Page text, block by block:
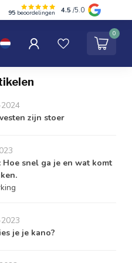
95 beoordelingen 4.5 /5.0
0
punten
Contact
zijn stoer
Hoe snel ga je en wat komt
je je kano?